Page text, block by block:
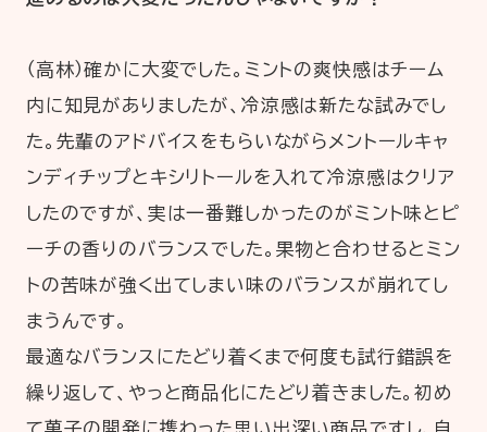
（高林）確かに大変でした。ミントの爽快感はチーム
内に知見がありましたが、冷涼感は新たな試みでし
た。先輩のアドバイスをもらいながらメントールキャ
ンディチップとキシリトールを入れて冷涼感はクリア
したのですが、実は一番難しかったのがミント味とピ
ーチの香りのバランスでした。果物と合わせるとミン
トの苦味が強く出てしまい味のバランスが崩れてし
まうんです。
最適なバランスにたどり着くまで何度も試行錯誤を
繰り返して、やっと商品化にたどり着きました。初め
て菓子の開発に携わった思い出深い商品ですし、自